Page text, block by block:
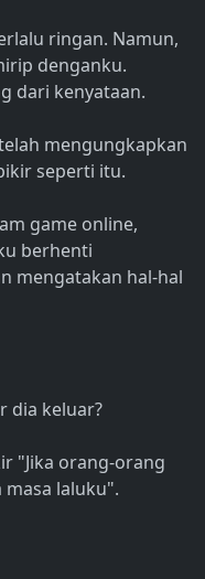
ringan. Namun,
denganku.
dari kenyataan.
mengungkapkan
seperti itu.
game online,
berhenti
mengatakan hal-hal
dia keluar?
"Jika orang-orang
laluku".